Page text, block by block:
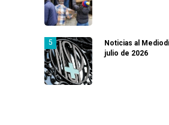
Noticias al
julio de 2026